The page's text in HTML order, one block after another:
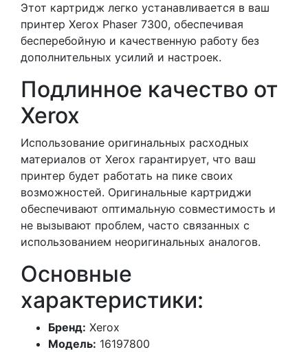
Этот картридж легко устанавливается в ваш
принтер Xerox Phaser 7300, обеспечивая
бесперебойную и качественную работу без
дополнительных усилий и настроек.
Подлинное качество от
Xerox
Использование оригинальных расходных
материалов от Xerox гарантирует, что ваш
принтер будет работать на пике своих
возможностей. Оригинальные картриджи
обеспечивают оптимальную совместимость и
не вызывают проблем, часто связанных с
использованием неоригинальных аналогов.
Основные
характеристики:
Бренд: Xerox
Модель: 16197800